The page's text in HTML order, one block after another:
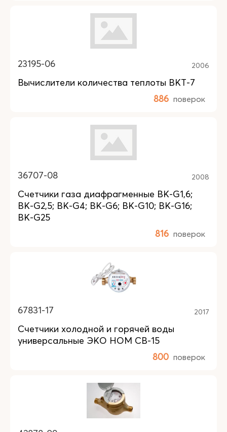
23195-06 2006
Вычислители количества теплоты ВКТ-7
886 поверок
36707-08 2008
Счетчики газа диафрагменные BK-G1,6;
BK-G2,5; BK-G4; BK-G6; BK-G10; BK-G16;
BK-G25
816 поверок
67831-17 2017
Счетчики холодной и горячей воды
универсальные ЭКО НОМ СВ-15
800 поверок